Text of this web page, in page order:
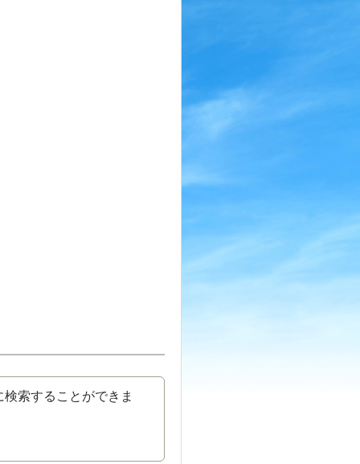
索することができま